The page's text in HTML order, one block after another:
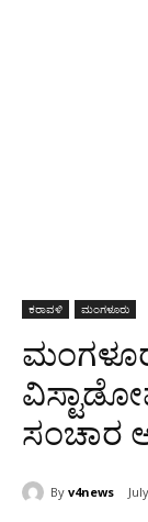
ಕರಾವಳಿ ಮಂಗಳೂರು
ಸಂಚಾರ
By v4news